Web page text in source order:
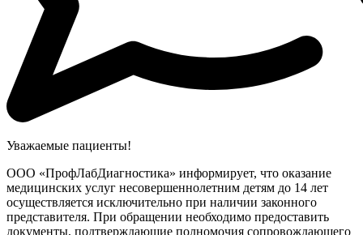
Уважаемые пациенты!
ООО «ПрофЛабДиагностика» информирует, что оказание
медицинских услуг несовершеннолетним детям до 14 лет
осуществляется исключительно при наличии законного
представителя. При обращении необходимо предоставить
документы, подтверждающие полномочия сопровождающего